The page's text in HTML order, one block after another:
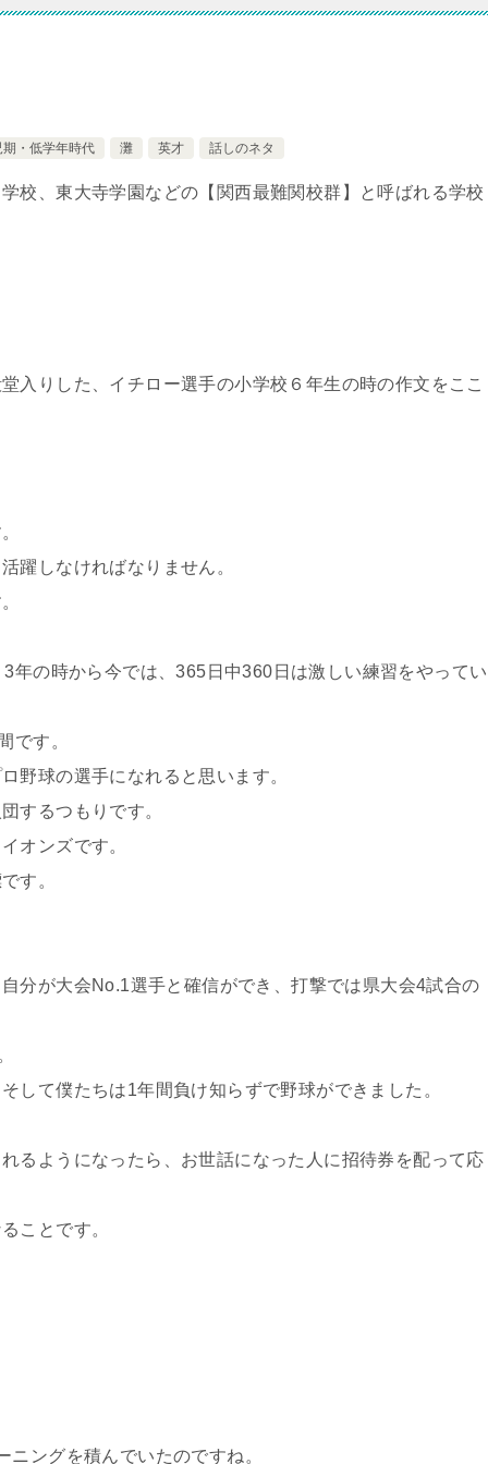
期・低学年時代 灘 英才 話しのネタ
校、東大寺学園などの【関西最難関校群】と呼ばれる学校
入りした、イチロー選手の小学校６年生の時の作文をここ
躍しなければなりません。
年の時から今では、365日中360日は激しい練習をやってい
です。
野球の選手になれると思います。
するつもりです。
オンズです。
す。
分が大会No.1選手と確信ができ、打撃では県大会4試合の
して僕たちは1年間負け知らずで野球ができました。
るようになったら、お世話になった人に招待券を配って応
ことです。
ングを積んでいたのですね。